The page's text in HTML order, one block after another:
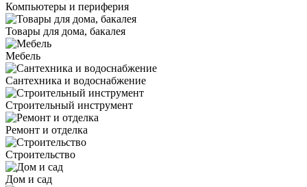
Компьютеры и периферия
Товары для дома, бакалея
Мебель
Сантехника и водоснабжение
Строительный инструмент
Ремонт и отделка
Строительство
Дом и сад